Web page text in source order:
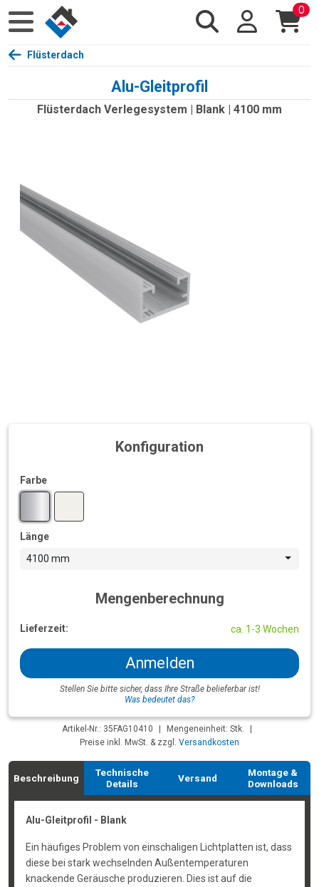
0
Flüsterdach
Alu-Gleitprofil
Flüsterdach Verlegesystem | Blank | 4100 mm
Konfiguration
Farbe
Länge
4100 mm
Mengenberechnung
Lieferzeit: ca. 1-3 Wochen
Anmelden
Stellen Sie bitte sicher, dass Ihre Straße belieferbar ist!
Was bedeutet das?
Artikel-Nr.: 35FAG10410 | Mengeneinheit: Stk.
|
Preise inkl. MwSt. & zzgl. Versandkosten
Beschreibung
Technische
Details
Versand
Montage &
Downloads
Alu-Gleitprofil - Blank
Ein häufiges Problem von einschaligen Lichtplatten ist, dass
diese bei stark wechselnden Außentemperaturen
knackende Geräusche produzieren. Dies ist auf die